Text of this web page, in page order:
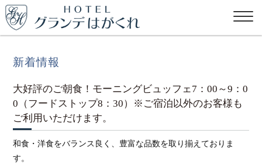
新着情報
大好評のご朝食！モーニングビュッフェ7：00～9：0
0（フードストップ8：30）※ご宿泊以外のお客様も
ご利用いただけます。
和食・洋食をバランス良く、豊富な品数を取り揃えておりま
す。